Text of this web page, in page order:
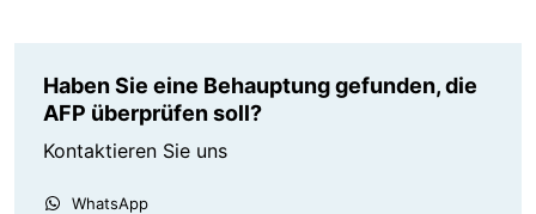
Haben Sie eine Behauptung gefunden, die
AFP überprüfen soll?
Kontaktieren Sie uns
WhatsApp